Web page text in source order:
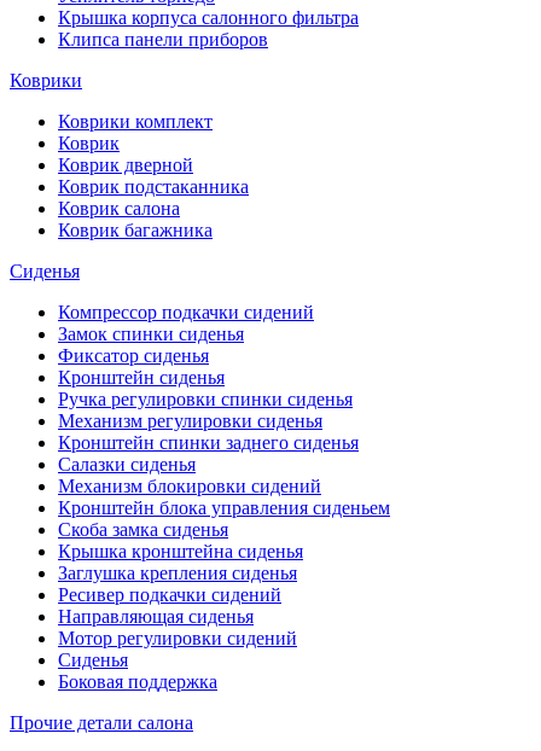
Крышка корпуса салонного фильтра
Клипса панели приборов
Коврики
Коврики комплект
Коврик
Коврик дверной
Коврик подстаканника
Коврик салона
Коврик багажника
Сиденья
Компрессор подкачки сидений
Замок спинки сиденья
Фиксатор сиденья
Кронштейн сиденья
Ручка регулировки спинки сиденья
Механизм регулировки сиденья
Кронштейн спинки заднего сиденья
Салазки сиденья
Механизм блокировки сидений
Кронштейн блока управления сиденьем
Скоба замка сиденья
Крышка кронштейна сиденья
Заглушка крепления сиденья
Ресивер подкачки сидений
Направляющая сиденья
Мотор регулировки сидений
Сиденья
Боковая поддержка
Прочие детали салона